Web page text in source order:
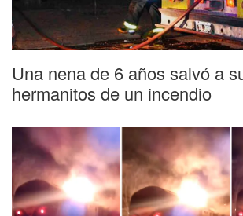
Una nena de 6 años salvó a
hermanitos de un incendio